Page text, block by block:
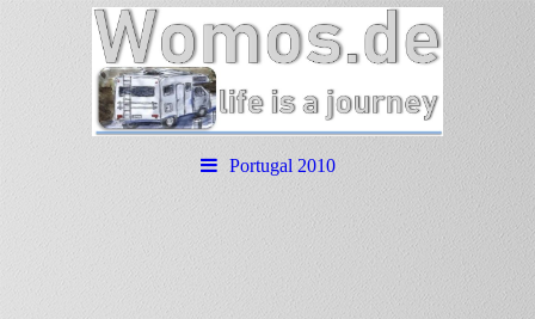
Portugal 2010